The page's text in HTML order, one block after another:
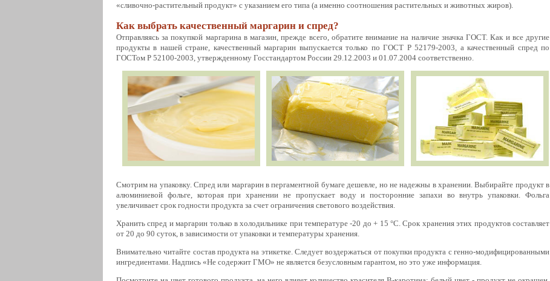
«сливочно-растительный продукт» с указанием его типа (а именно соотношения растительных и животных жиров).
Как выбрать качественный маргарин и спред?
Отправляясь за покупкой маргарина в магазин, прежде всего, обратите внимание на наличие значка ГОСТ. Как и все другие
продукты в нашей стране, качественный маргарин выпускается только по ГОСТ Р 52179-2003, а качественный спред по
ГОСТом Р 52100-2003, утвержденному Госстандартом России 29.12.2003 и 01.07.2004 соответственно.
Смотрим на упаковку. Спред или маргарин в пергаментной бумаге дешевле, но не надежны в хранении. Выбирайте продукт в
алюминиевой фольге, которая при хранении не пропускает воду и посторонние запахи во внутрь упаковки. Фольга
увеличивает срок годности продукта за счет ограничения светового воздействия.
Хранить спред и маргарин только в холодильнике при температуре -20 до + 15 °С. Срок хранения этих продуктов составляет
от 20 до 90 суток, в зависимости от упаковки и температуры хранения.
Внимательно читайте состав продукта на этикетке. Следует воздержаться от покупки продукта с генно-модифицированными
ингредиентами. Надпись «Не содержит ГМО» не является безусловным гарантом, но это уже информация.